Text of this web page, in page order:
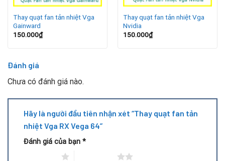
Dấu hiệu quạt RX Vega 64 bị hỏng
Quạt không quay hoặc quay rất yếu.
Nhiệt độ GPU tăng cao bất thường, dễ vượt mức an
toàn.
đem đến địa chỉ sửa card đồ họa Đà Nẵng để kiểm tra.
Quy trình thay quạt fan RX Vega 64 tại Đà Nẵng
Thay quạt fan tản nhiệt Vga
Gainward
150.000₫
Thay quạt fan tản nhiệt Vga
Nvidia
150.000₫
Đánh giá
Chưa có đánh giá nào.
Hãy là người đầu tiên nhận xét “Thay quạt fan tản
nhiệt Vga RX Vega 64”
Đánh giá của bạn *